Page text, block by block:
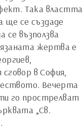
Така властта
ще се създаде
се възползва
жертва е
в София,
Вечерта
го прострелват
„Св.